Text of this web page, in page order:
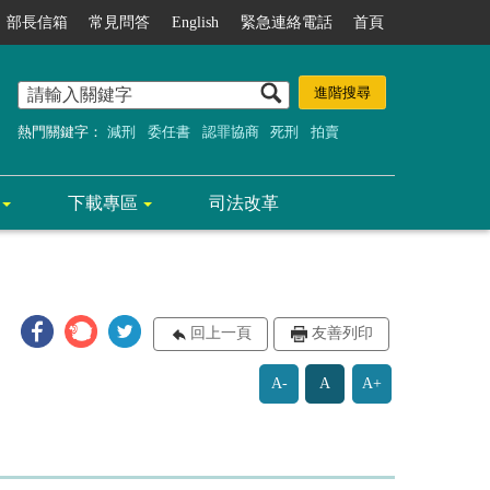
部長信箱 常見問答 English 緊急連絡電話 首頁
熱門關鍵字： 減刑 委任書 認罪協商 死刑 拍賣
下載專區 司法改革
回上一頁 友善列印
A- A A+